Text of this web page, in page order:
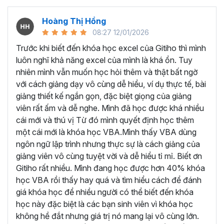
nghiệp, giảng viênDương Mạnh Quânhiểu được những
khó khăn của người học VBA Excel.
Bởi vậy thầy đã đúc kết kiến thức và kinh nghiệm của
mình thành những bài giảng chi tiết, hướng dẫn từng bước
một để học viên có thể thành thạo từng phần, trước khi
giảng dạy về tư duy và phương pháp để xử lý các bài toán
tự động hóa công việc, quy trình trên VBA Excel.
Những kiến thức được học
trong khóa học VBA này:
Nắm vững kiến thức nền tảng về VBA:
Hiểu rõ cú pháp, nguyên tắc làm việc và các khái
niệm cơ bản của VBA.
Thành thạo việc khai báo biến, sử dụng hằng số, và
quản lý bộ nhớ.
Thành thạo cách sử dụng Macro:
Hoàng Thị Hồng
08:27 12/01/2026
Trước khi biết đến khóa học excel của Gitiho thì mình
luôn nghĩ khả năng excel của mình là khá ổn. Tuy
nhiên mình vẫn muốn học hỏi thêm và thật bất ngờ
với cách giảng dạy vô cùng dễ hiểu, ví dụ thực tế, bài
giảng thiết kế ngắn gọn, đặc biệt giọng của giảng
viên rất ấm và dễ nghe. Mình đã học được khá nhiều
cái mới và thú vị Từ đó mình quyết định học thêm
một cái mới là khóa học VBA.Mình thấy VBA dùng
ngôn ngữ lập trình nhưng thực sự là cách giảng của
giảng viên vô cùng tuyệt vời và dễ hiểu tỉ mỉ. Biết ơn
Gitiho rất nhiều. Mình đang học được hơn 40% khóa
học VBA rồi thấy hay quá và tìm hiểu cách để đánh
giá khóa học để nhiều người có thể biết đến khóa
học này đặc biệt là các bạn sinh viên vì khóa học
không hề đắt nhưng giá trị nó mang lại vô cùng lớn.